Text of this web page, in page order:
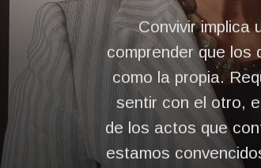
Convivir implica
comprender que los
como la propia.
sentir con el otro,
de los actos que
estamos